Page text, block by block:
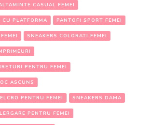
CASUAL FEMEI
PLATFORMA PANTOFI SPORT FEMEI
SNEAKERS COLORATI FEMEI
PENTRU FEMEI
ASCUNS
PENTRU FEMEI SNEAKERS DAMA
PENTRU FEMEI